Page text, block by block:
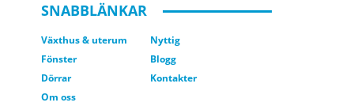
SNABBLÄNKAR
Växthus & uterum
Fönster
Dörrar
Om oss
Nyttig
Blogg
Kontakter